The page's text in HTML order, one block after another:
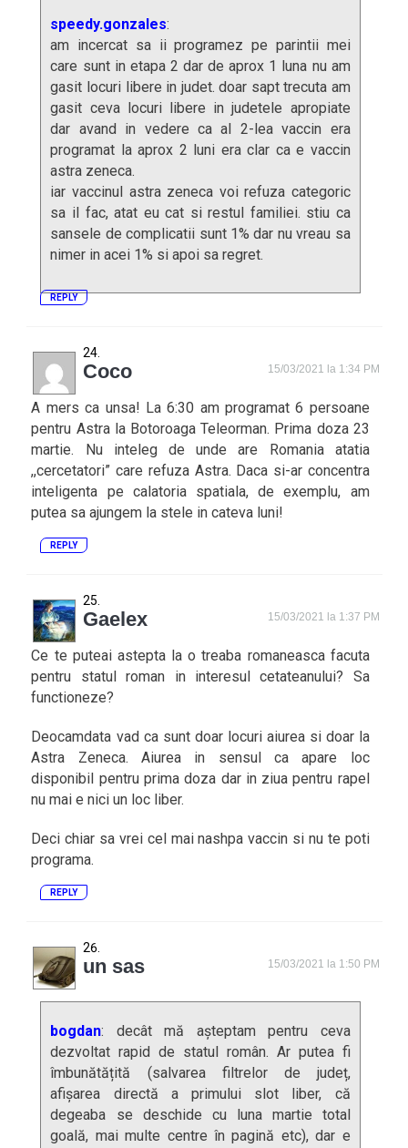
speedy.gonzales:
am incercat sa ii programez pe parintii mei
care sunt in etapa 2 dar de aprox 1 luna nu am
gasit locuri libere in judet. doar sapt trecuta am
gasit ceva locuri libere in judetele apropiate
dar avand in vedere ca al 2-lea vaccin era
programat la aprox 2 luni era clar ca e vaccin
astra zeneca.
iar vaccinul astra zeneca voi refuza categoric
sa il fac, atat eu cat si restul familiei. stiu ca
sansele de complicatii sunt 1% dar nu vreau sa
nimer in acei 1% si apoi sa regret.
REPLY
Coco 15/03/2021 la 1:34 PM
A mers ca unsa! La 6:30 am programat 6 persoane
pentru Astra la Botoroaga Teleorman. Prima doza 23
martie. Nu inteleg de unde are Romania atatia
,,cercetatori” care refuza Astra. Daca si-ar concentra
inteligenta pe calatoria spatiala, de exemplu, am
putea sa ajungem la stele in cateva luni!
REPLY
Gaelex 15/03/2021 la 1:37 PM
Ce te puteai astepta la o treaba romaneasca facuta
pentru statul roman in interesul cetateanului? Sa
functioneze?
Deocamdata vad ca sunt doar locuri aiurea si doar la
Astra Zeneca. Aiurea in sensul ca apare loc
disponibil pentru prima doza dar in ziua pentru rapel
nu mai e nici un loc liber.
Deci chiar sa vrei cel mai nashpa vaccin si nu te poti
programa.
REPLY
un sas 15/03/2021 la 1:50 PM
bogdan: decât mă așteptam pentru ceva
dezvoltat rapid de statul român. Ar putea fi
îmbunătățită (salvarea filtrelor de județ,
afișarea directă a primului slot liber, că
degeaba se deschide cu luna martie total
goală, mai multe centre în pagină etc), dar e